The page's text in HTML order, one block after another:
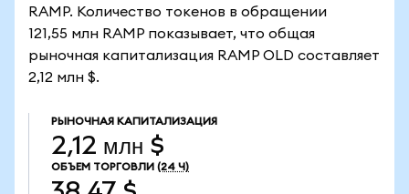
RAMP. Количество токенов в обращении
121,55 млн RAMP показывает, что общая
рыночная капитализация RAMP OLD составляет
2,12 млн $.
РЫНОЧНАЯ КАПИТАЛИЗАЦИЯ
2,12 млн $
ОБЪЕМ ТОРГОВЛИ (24 Ч)